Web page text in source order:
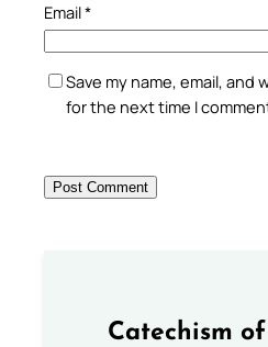
Email*
Save my name, email,
for the next time I
Catechism